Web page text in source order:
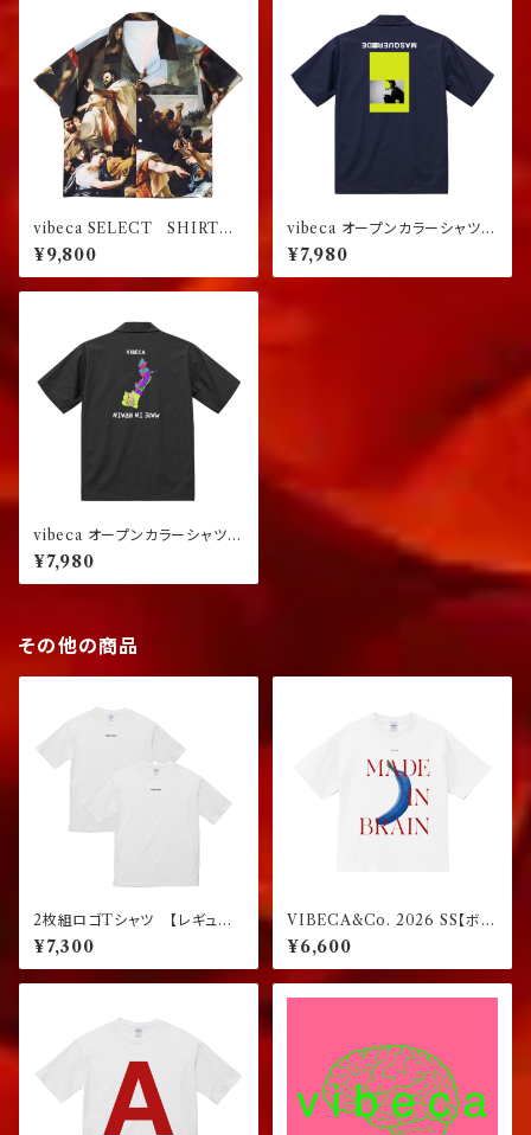
vibeca SELECT SHIRT
ルネッサンス
¥9,800
vibeca オープンカラーシャツ
navy
¥7,980
vibeca オープンカラーシャツ
black
¥7,980
その他の商品
2枚組ロゴTシャツ 【レギュラ
ーフィット】
¥7,300
VIBECA&Co. 2026 SS【ボッ
クスフィット】
¥6,600